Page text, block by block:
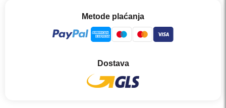
Metode plaćanja
Dostava